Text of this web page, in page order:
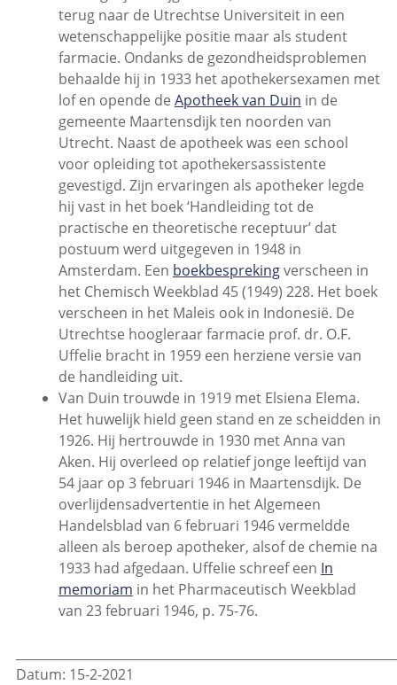
terug naar de Utrechtse Universiteit in een
wetenschappelijke positie maar als student
farmacie. Ondanks de gezondheidsproblemen
behaalde hij in 1933 het apothekersexamen met
lof en opende de Apotheek van Duin in de
gemeente Maartensdijk ten noorden van
Utrecht. Naast de apotheek was een school
voor opleiding tot apothekersassistente
gevestigd. Zijn ervaringen als apotheker legde
hij vast in het boek ‘Handleiding tot de
practische en theoretische receptuur’ dat
postuum werd uitgegeven in 1948 in
Amsterdam. Een boekbesprekingverscheen in
het Chemisch Weekblad 45 (1949) 228. Het boek
verscheen in het Maleis ook in Indonesië. De
Utrechtse hoogleraar farmacie prof. dr. O.F.
Uffelie bracht in 1959 een herziene versie van
de handleiding uit.
Van Duin trouwde in 1919 met Elsiena Elema.
Het huwelijk hield geen stand en ze scheidden in
1926. Hij hertrouwde in 1930 met Anna van
Aken. Hij overleed op relatief jonge leeftijd van
54 jaar op 3 februari 1946 in Maartensdijk. De
overlijdensadvertentie in het Algemeen
Handelsblad van 6 februari 1946 vermeldde
alleen als beroep apotheker, alsof de chemie na
1933 had afgedaan. Uffelie schreef een In
memoriam in het Pharmaceutisch Weekblad
van 23 februari 1946, p. 75-76.
Datum: 15-2-2021